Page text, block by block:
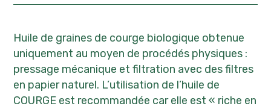
Huile de graines de courge biologique obtenue
uniquement au moyen de procédés physiques :
pressage mécanique et filtration avec des filtres
en papier naturel. L’utilisation de l’huile de
COURGE est recommandée car elle est « riche en